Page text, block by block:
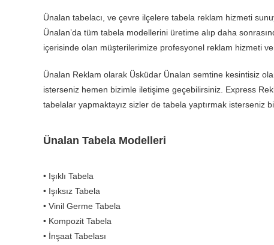
Ünalan tabelacı, ve çevre ilçelere tabela reklam hizmeti
Ünalan’da tüm tabela modellerini üretime alıp daha
içerisinde olan müşterilerimize profesyonel reklam hizmeti
Ünalan Reklam olarak Üsküdar Ünalan semtine kesintisiz
isterseniz hemen bizimle iletişime geçebilirsiniz. Express
tabelalar yapmaktayız sizler de tabela yaptırmak isterseniz
Ünalan Tabela Modelleri
• Işıklı Tabela
• Işıksız Tabela
• Vinil Germe Tabela
• Kompozit Tabela
• İnşaat Tabelası